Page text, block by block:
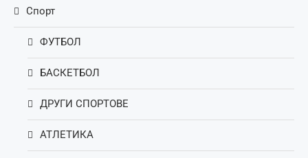
Спорт
ФУТБОЛ
БАСКЕТБОЛ
ДРУГИ СПОРТОВЕ
АТЛЕТИКА